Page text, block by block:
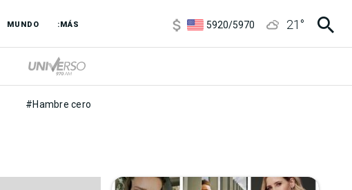
MUNDO :MÁS
5920/5970
21 °
#Hambre cero